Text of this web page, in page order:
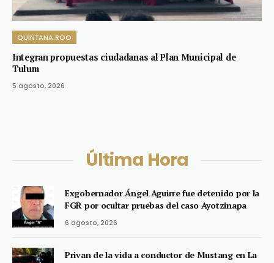
QUINTANA ROO
Integran propuestas ciudadanas al Plan Municipal de
Tulum
5 agosto, 2026
Última Hora
Exgobernador Ángel Aguirre fue detenido por la
FGR por ocultar pruebas del caso Ayotzinapa
6 agosto, 2026
Privan de la vida a conductor de Mustang en La